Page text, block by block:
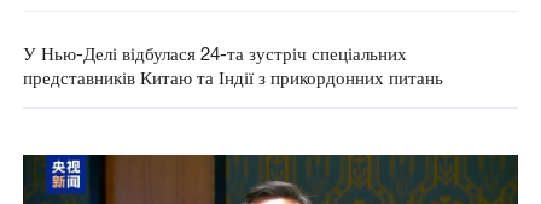
У Нью-Делі відбулася 24-та зустріч спеціальних
представників Китаю та Індії з прикордонних питань